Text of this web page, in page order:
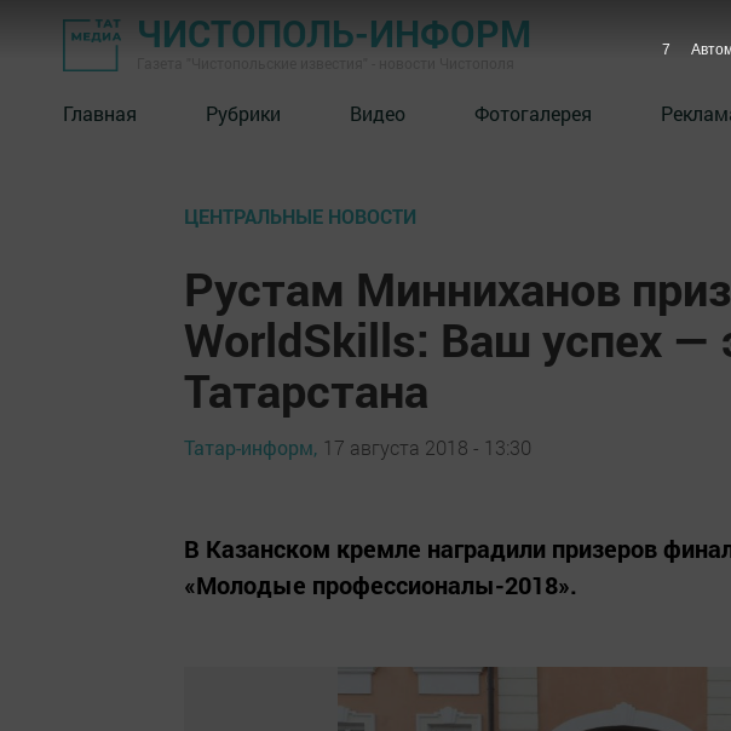
ЧИСТОПОЛЬ-ИНФОРМ
Главная Рубрики Видео Фотогалерея
ЦЕНТРАЛЬНЫЕ НОВОСТИ
Рустам Минниханов
WorldSkills: Ваш успех —
Татарстана
Татар-информ, 17 августа 2018 - 13:30
В Казанском кремле наградили призеров
«Молодые профессионалы-2018».
6